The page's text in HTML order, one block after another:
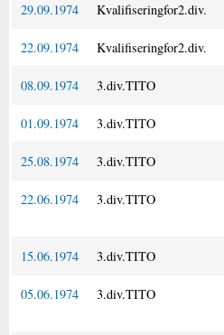
29.09.1974 Kvalifiseringfor2.div.
22.09.1974 Kvalifiseringfor2.div.
08.09.1974 3.div.TITO
01.09.1974 3.div.TITO
25.08.1974 3.div.TITO
22.06.1974 3.div.TITO
15.06.1974 3.div.TITO
05.06.1974 3.div.TITO